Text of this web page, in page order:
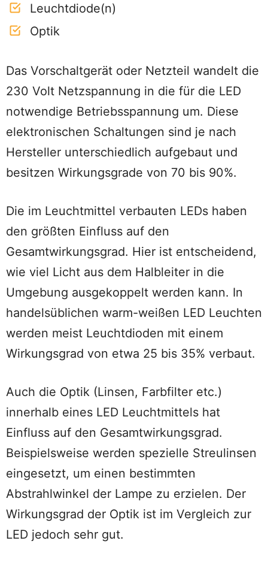
Leuchtdiode(n)
Optik
Das Vorschaltgerät oder Netzteil wandelt die
230 Volt Netzspannung in die für die LED
notwendige Betriebsspannung um. Diese
elektronischen Schaltungen sind je nach
Hersteller unterschiedlich aufgebaut und
besitzen Wirkungsgrade von 70 bis 90%.
Die im Leuchtmittel verbauten LEDs haben
den größten Einfluss auf den
Gesamtwirkungsgrad. Hier ist entscheidend,
wie viel Licht aus dem Halbleiter in die
Umgebung ausgekoppelt werden kann. In
handelsüblichen warm-weißen LED Leuchten
werden meist Leuchtdioden mit einem
Wirkungsgrad von etwa 25 bis 35% verbaut.
Auch die Optik (Linsen, Farbfilter etc.)
innerhalb eines LED Leuchtmittels hat
Einfluss auf den Gesamtwirkungsgrad.
Beispielsweise werden spezielle Streulinsen
eingesetzt, um einen bestimmten
Abstrahlwinkel der Lampe zu erzielen. Der
Wirkungsgrad der Optik ist im Vergleich zur
LED jedoch sehr gut.